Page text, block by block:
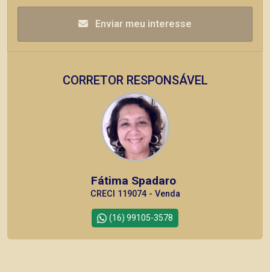
Enviar meu interesse
CORRETOR RESPONSÁVEL
Fátima Spadaro
CRECI 119074 - Venda
(16) 99105-3578